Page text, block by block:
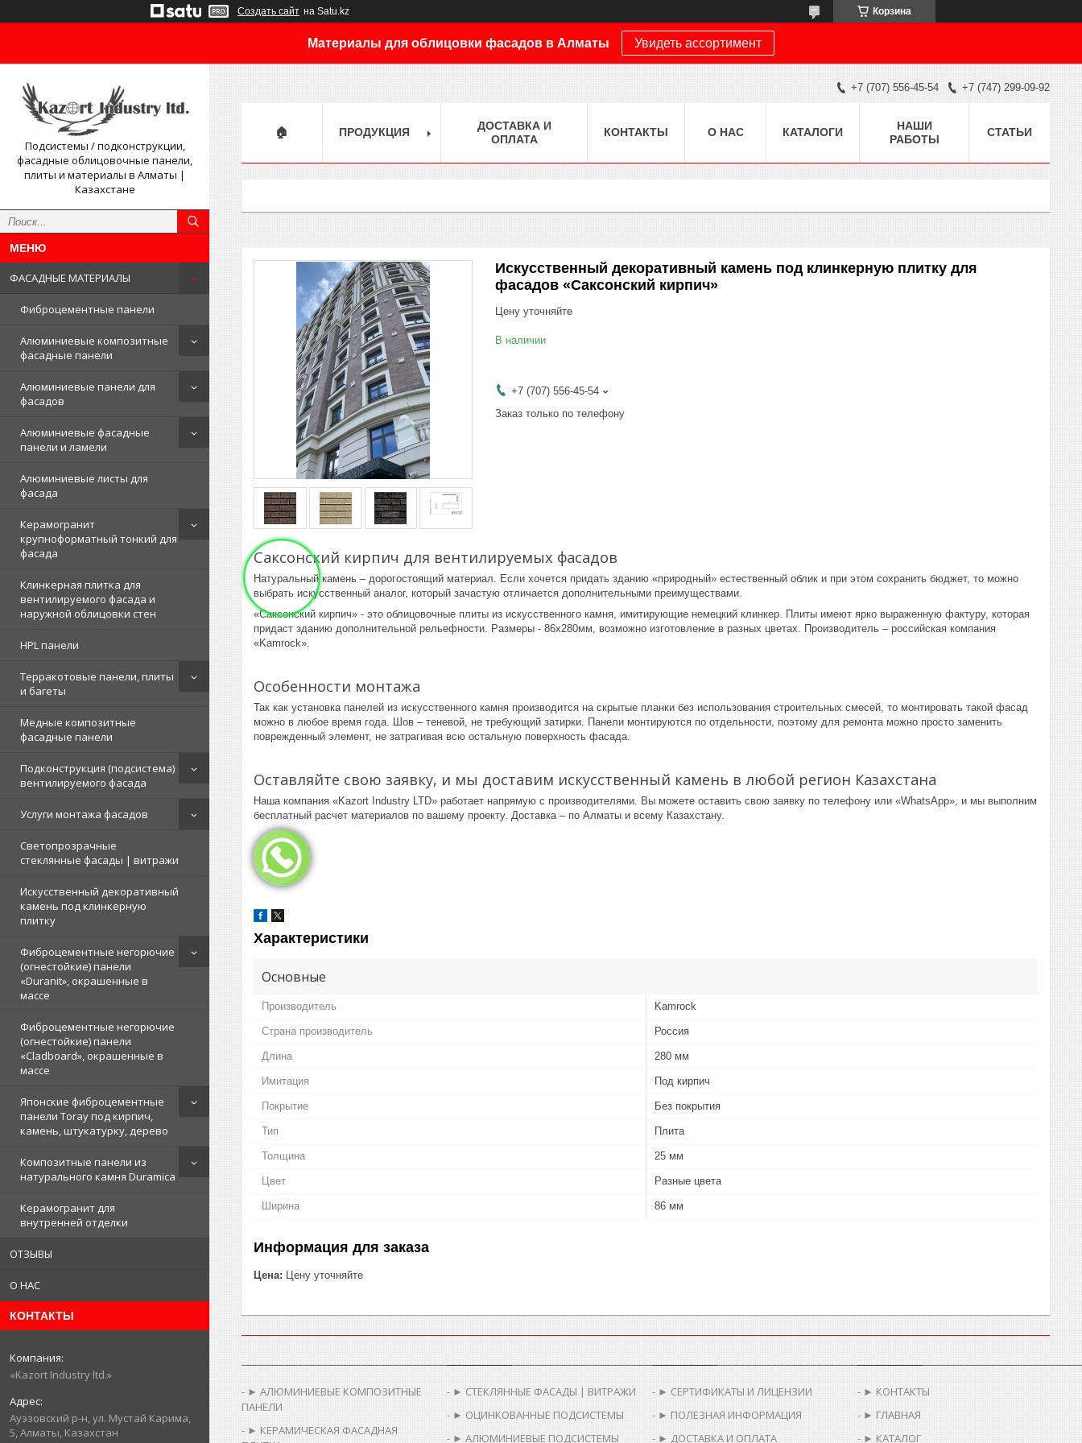
Создать сайт на Satu.kz Корзина
Материалы для облицовки фасадов в Алматы Увидеть ассортимент
Подсистемы / подконструкции,
фасадные облицовочные панели,
плиты и материалы в Алматы |
Казахстане
ФАСАДНЫЕ МАТЕРИАЛЫ
Фиброцементные панели
Алюминиевые композитные
фасадные панели
Алюминиевые панели для
фасадов
Алюминиевые фасадные
панели и ламели
Алюминиевые листы для
фасада
Керамогранит
крупноформатный тонкий для
фасада
Клинкерная плитка для
вентилируемого фасада и
наружной облицовки стен
HPL панели
Терракотовые панели, плиты
и багеты
Медные композитные
фасадные панели
Подконструкция (подсистема)
вентилируемого фасада
Услуги монтажа фасадов
Светопрозрачные
стеклянные фасады | витражи
Искусственный декоративный
камень под клинкерную
плитку
Фиброцементные негорючие
(огнестойкие) панели
«Duranit», окрашенные в
массе
Фиброцементные негорючие
(огнестойкие) панели
«Cladboard», окрашенные в
массе
Японские фиброцементные
панели Toray под кирпич,
камень, штукатурку, дерево
Композитные панели из
натурального камня Duramica
Керамогранит для
внутренней отделки
ОТЗЫВЫ
О НАС
КОНТАКТЫ
«Kazort Industry ltd.»
​Ауэзовский р-н, ул. Мустай Карима,
5, Алматы, Казахстан
+7 (707) 556-45-54 +7 (747) 299-09-92
🏠 ПРОДУКЦИЯ
ДОСТАВКА И
ОПЛАТА
КОНТАКТЫ О НАС КАТАЛОГИ
НАШИ
РАБОТЫ
СТАТЬИ
Искусственный декоративный камень под клинкерную плитку для
фасадов «Саксонский кирпич»
Цену уточняйте
В наличии
+7 (707) 556-45-54
Заказ только по телефону
Саксонский кирпич для вентилируемых фасадов
Натуральный камень – дорогостоящий материал. Если хочется придать зданию «природный» естественный облик и при этом сохранить бюджет, то можно
выбрать искусственный аналог, который зачастую отличается дополнительными преимуществами.
«Саксонский кирпич» - это облицовочные плиты из искусственного камня, имитирующие немецкий клинкер. Плиты имеют ярко выраженную фактуру, которая
придаст зданию дополнительной рельефности. Размеры - 86х280мм, возможно изготовление в разных цветах. Производитель – российская компания
«Kamrock».
Особенности монтажа
Так как установка панелей из искусственного камня производится на скрытые планки без использования строительных смесей, то монтировать такой фасад
можно в любое время года. Шов – теневой, не требующий затирки. Панели монтируются по отдельности, поэтому для ремонта можно просто заменить
поврежденный элемент, не затрагивая всю остальную поверхность фасада.
Оставляйте свою заявку, и мы доставим искусственный камень в любой регион Казахстана
Наша компания «Kazort Industry LTD» работает напрямую с производителями. Вы можете оставить свою заявку по телефону или «WhatsApp», и мы выполним
бесплатный расчет материалов по вашему проекту. Доставка – по Алматы и всему Казахстану.
Характеристики
Основные
Производитель Kamrock
Страна производитель Россия
Длина 280 мм
Имитация Под кирпич
Покрытие Без покрытия
Тип Плита
Толщина 25 мм
Цвет Разные цвета
Ширина 86 мм
Информация для заказа
Цена: Цену уточняйте
► АЛЮМИНИЕВЫЕ КОМПОЗИТНЫЕ
ПАНЕЛИ
► КЕРАМИЧЕСКАЯ ФАСАДНАЯ
► СТЕКЛЯННЫЕ ФАСАДЫ | ВИТРАЖИ
► ОЦИНКОВАННЫЕ ПОДСИСТЕМЫ
► АЛЮМИНИЕВЫЕ ПОДСИСТЕМЫ
► СЕРТИФИКАТЫ И ЛИЦЕНЗИИ
► ПОЛЕЗНАЯ ИНФОРМАЦИЯ
► ДОСТАВКА И ОПЛАТА
► КОНТАКТЫ
► ГЛАВНАЯ
► КАТАЛОГ